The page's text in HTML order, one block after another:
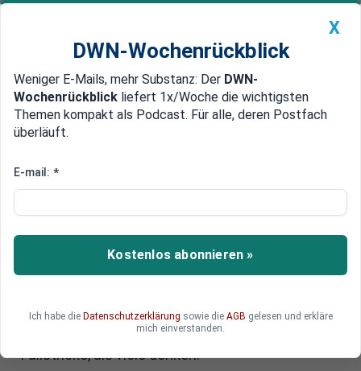
Newsticker MEIN DWN: Geldanlage Premium
Edelmetalle DWN-Magazin China
Digitale Krankmeldung und eAU:
im Krankheitsfall
Wer sich krankmeldet, steht oft vor Fragen: Wann
muss ich Bescheid sagen? Was darf ich trotz
sogar zur Kündigung führen? Eine Krankmeldung
klingt einfach – doch sie birgt mehr rechtliche
Fallstricke, als viele denken.
X
DWN-Wochenrückblick
Weniger E-Mails, mehr Substanz: Der DWN-
Wochenrückblick liefert 1x/Woche die wichtigsten
Themen kompakt als Podcast. Für alle, deren Postfach
überläuft.
E-mail: *
Kostenlos abonnieren »
Ich habe die Datenschutzerklärung sowie die AGB gelesen und erkläre
mich einverstanden.